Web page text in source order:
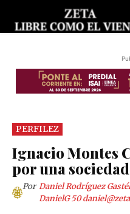
PERFILEZ
Ignacio Montes
por una
Por Daniel Rodríguez
DanielG 50